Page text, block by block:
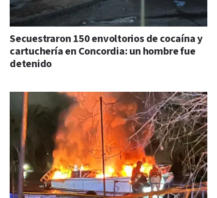
Secuestraron 150 envoltorios de cocaína y
cartuchería en Concordia: un hombre fue
detenido